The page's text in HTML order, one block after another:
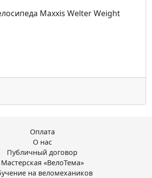
Maxxis Welter Weight
Оплата
О нас
Публичный договор
Мастерская «ВелоТема»
на веломехаников